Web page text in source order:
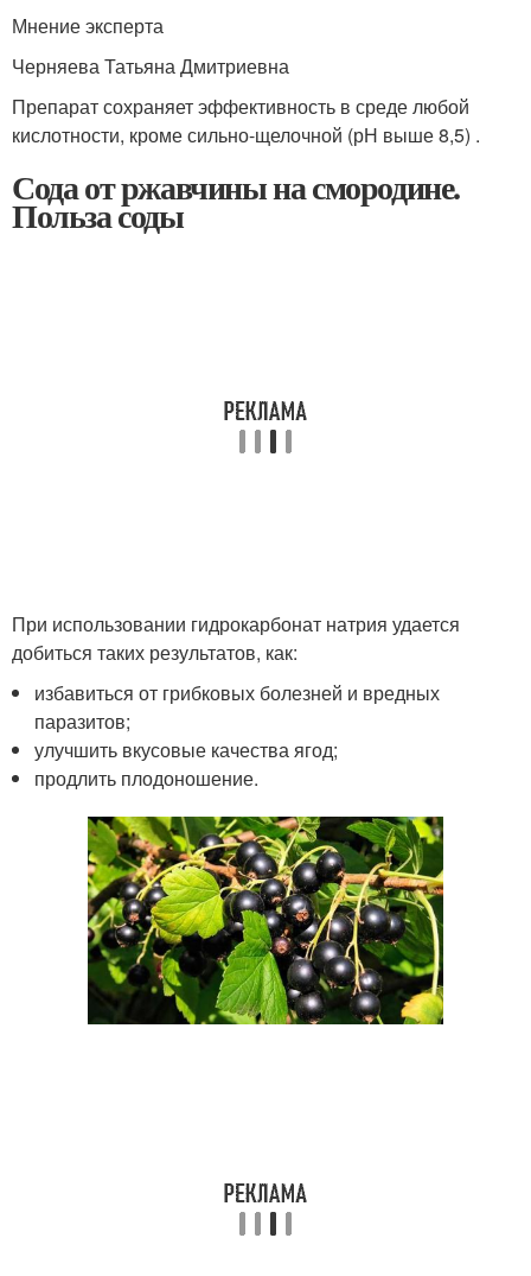
Мнение эксперта
Черняева Татьяна Дмитриевна
Препарат сохраняет эффективность в среде любой
кислотности, кроме сильно-щелочной (рН выше 8,5) .
Сода от ржавчины на смородине.
Польза соды
При использовании гидрокарбонат натрия удается
добиться таких результатов, как:
избавиться от грибковых болезней и вредных
паразитов;
улучшить вкусовые качества ягод;
продлить плодоношение.